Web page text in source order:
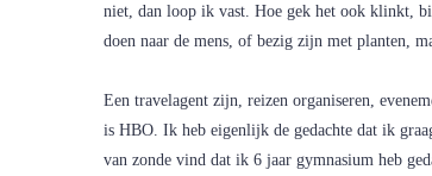
niet, dan loop ik vast. Hoe gek het ook klinkt,
doen naar de mens, of bezig zijn met planten,
Een travelagent zijn, reizen organiseren,
is HBO. Ik heb eigenlijk de gedachte dat ik
van zonde vind dat ik 6 jaar gymnasium heb